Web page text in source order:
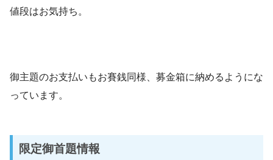
値段はお気持ち。
御主題のお支払いもお賽銭同様、募金箱に納めるようにな
っています。
限定御首題情報